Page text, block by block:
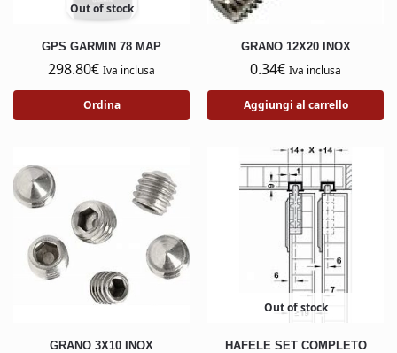
Out of stock
GPS GARMIN 78 MAP
298.80€ Iva inclusa
Ordina
GRANO 12X20 INOX
0.34€ Iva inclusa
Aggiungi al carrello
GRANO 3X10 INOX
Out of stock
HAFELE SET COMPLETO